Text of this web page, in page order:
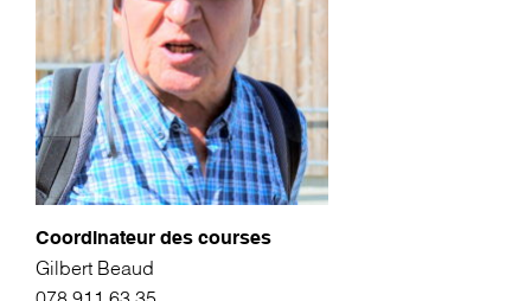
Coordinateur des courses
Gilbert Beaud